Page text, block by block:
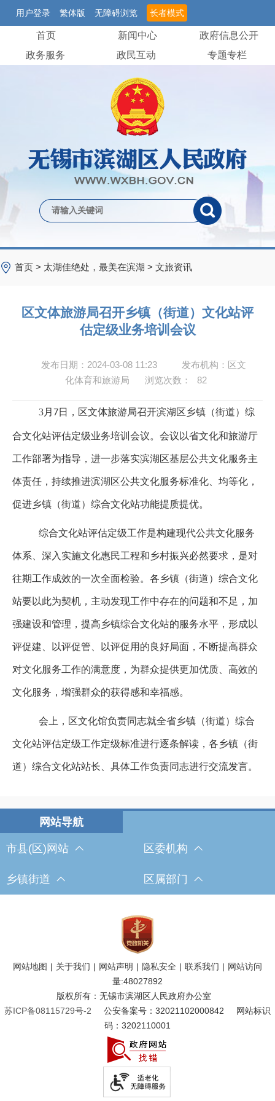
用户登录 繁体版 无障碍浏览 长者模式
首页 新闻中心
政府信息公开
政务服务
政民互动 专题专栏
首页 > 太湖佳绝处，最美在滨湖 > 文旅资讯
区文体旅游局召开乡镇（街道）文化站评
估定级业务培训会议
发布日期：2024-03-08 11:23
发布机构：区文
化体育和旅游局
浏览次数： 82
3月 7日，区文体旅游局召开滨湖区乡镇（街道）综
合文化站评估定级业务培训会议。会议以省文化和旅游厅
工作部署为指导，进一步落实滨湖区基层公共文化服务主
体责任，持续推进滨湖区公共文化服务标准化、均等化，
促进乡镇（街道）综合文化站功能提质提优。
综合文化站评估定级工作是构建现代公共文化服务
体系、深入实施文化惠民工程和乡村振兴必然要求，是对
往期工作成效的一次全面检验。各乡镇（街道）综合文化
站要以此为契机，主动发现工作中存在的问题和不足，加
强建设和管理，提高乡镇综合文化站的服务水平，形成以
评促建、以评促管、以评促用的良好局面，不断提高群众
对文化服务工作的满意度，为群众提供更加优质、高效的
文化服务，增强群众的获得感和幸福感。
会上，区文化馆负责同志就全省乡镇（街道）综合
文化站评估定级工作定级标准进行逐条解读，各乡镇（街
道）综合文化站站长、具体工作负责同志进行交流发言。
市县(区)网站 区委机构
乡镇街道 区属部门
网站地图 | 关于我们 | 网站声明 | 隐私安全 | 联系我们 | 网站访问
量:48027892
版权所有：无锡市滨湖区人民政府办公室
苏ICP备08115729号-2
公安备案号：32021102000842
网站标识
码：3202110001